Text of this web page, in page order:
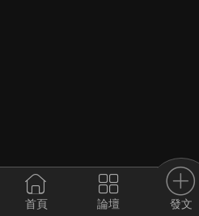
首頁 論壇 發文